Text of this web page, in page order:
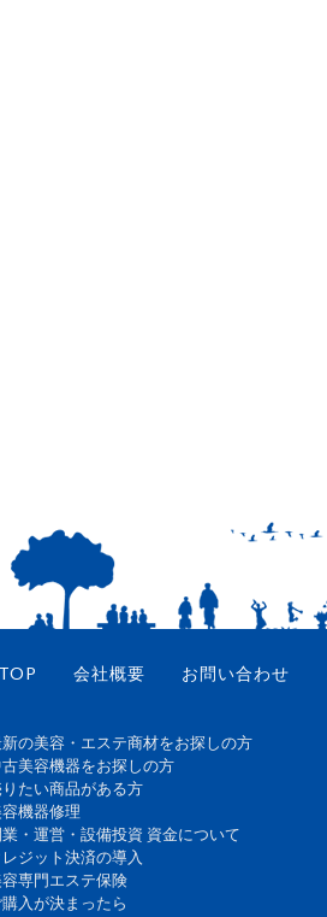
TOP 会社概要 お問い合わせ
の美容・エステ商材をお探しの方
美容機器をお探しの方
たい商品がある方
機器修理
・運営・設備投資 資金について
レジット決済の導入
専門エステ保険
購入が決まったら